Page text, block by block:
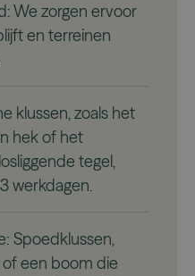
We zorgen ervoor
en terreinen
klussen, zoals het
hek of het
tegel,
werkdagen.
Spoedklussen,
een boom die